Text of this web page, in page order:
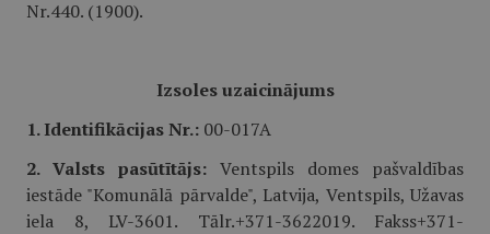
Nr.440. (1900).
Izsoles uzaicinājums
1. Identifikācijas Nr.: 00-017A
2. Valsts pasūtītājs: Ventspils domes pašvaldības
iestāde "Komunālā pārvalde", Latvija, Ventspils, Užavas
iela 8, LV-3601. Tālr.+371-3622019. Fakss+371-